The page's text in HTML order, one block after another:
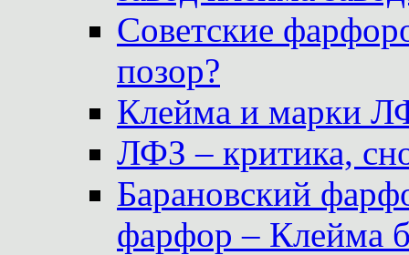
Советские
позор?
Клейма и марки
ЛФЗ – критика,
Барановский
фарфор – Клейма